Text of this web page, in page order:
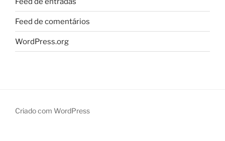
Feed de comentários
WordPress.org
Criado com WordPress